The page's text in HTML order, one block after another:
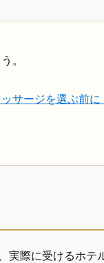
。
サージを選ぶ前
実際に受けるホテ